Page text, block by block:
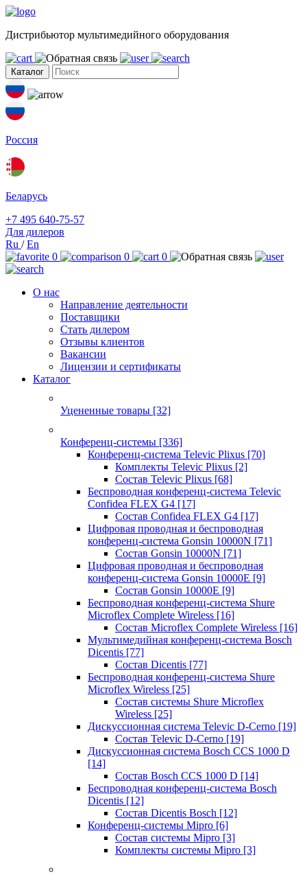
Дистрибьютор мультимедийного оборудования
Каталог
Россия
Беларусь
+7 495 640-75-57
Для дилеров
Ru /En
0
0 0
О нас
Направление деятельности
Поставщики
Стать дилером
Отзывы клиентов
Вакансии
Лицензии и сертификаты
Каталог
Уцененные товары [32]
Конференц-системы [336]
Конференц-система Televic Plixus [70]
Комплекты Televic Plixus [2]
Состав Televic Plixus [68]
Беспроводная конференц-система Televic
Confidea FLEX G4 [17]
Состав Confidea FLEX G4 [17]
Цифровая проводная и беспроводная
конференц-система Gonsin 10000N [71]
Состав Gonsin 10000N [71]
Цифровая проводная и беспроводная
конференц-система Gonsin 10000E [9]
Состав Gonsin 10000E [9]
Беспроводная конференц-система Shure
Microflex Complete Wireless [16]
Состав Microflex Complete Wireless [16]
Мультимедийная конференц-система Bosch
Dicentis [77]
Состав Dicentis [77]
Беспроводная конференц-система Shure
Microflex Wireless [25]
Состав системы Shure Microflex
Wireless [25]
Дискуссионная система Televic D-Cerno [19]
Состав Televic D-Cerno [19]
Дискуссионная система Bosch CCS 1000 D
[14]
Состав Bosch CCS 1000 D [14]
Беспроводная конференц-система Bosch
Dicentis [12]
Состав Dicentis Bosch [12]
Конференц-системы Mipro [6]
Состав системы Mipro [3]
Комплекты системы Mipro [3]